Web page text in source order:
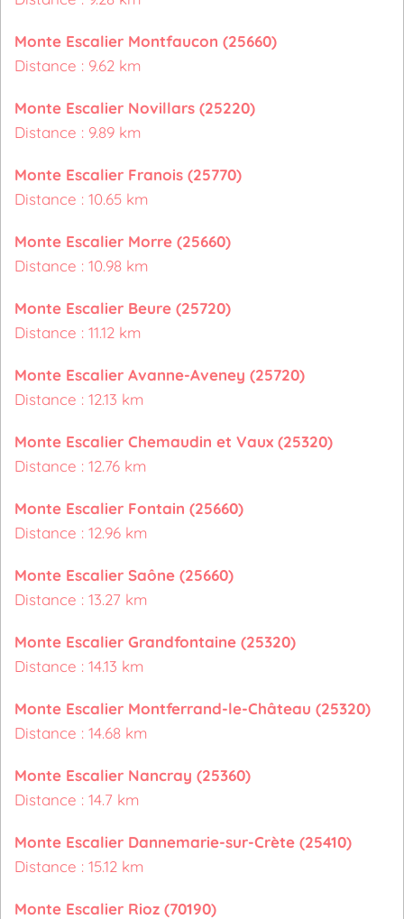
Monte Escalier Montfaucon (25660)
Distance : 9.62 km
Monte Escalier Novillars (25220)
Distance : 9.89 km
Monte Escalier Franois (25770)
Distance : 10.65 km
Monte Escalier Morre (25660)
Distance : 10.98 km
Monte Escalier Beure (25720)
Distance : 11.12 km
Monte Escalier Avanne-Aveney (25720)
Distance : 12.13 km
Monte Escalier Chemaudin et Vaux (25320)
Distance : 12.76 km
Monte Escalier Fontain (25660)
Distance : 12.96 km
Monte Escalier Saône (25660)
Distance : 13.27 km
Monte Escalier Grandfontaine (25320)
Distance : 14.13 km
Monte Escalier Montferrand-le-Château (25320)
Distance : 14.68 km
Monte Escalier Nancray (25360)
Distance : 14.7 km
Monte Escalier Dannemarie-sur-Crète (25410)
Distance : 15.12 km
Monte Escalier Rioz (70190)